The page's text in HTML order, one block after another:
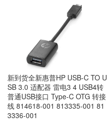
新到货全新惠普HP USB-C TO U
SB 3.0 适配器 雷电3 4 USB4转
普通USB接口 Type-C OTG 转接
线 814618-001 813335-001 81
3336-001